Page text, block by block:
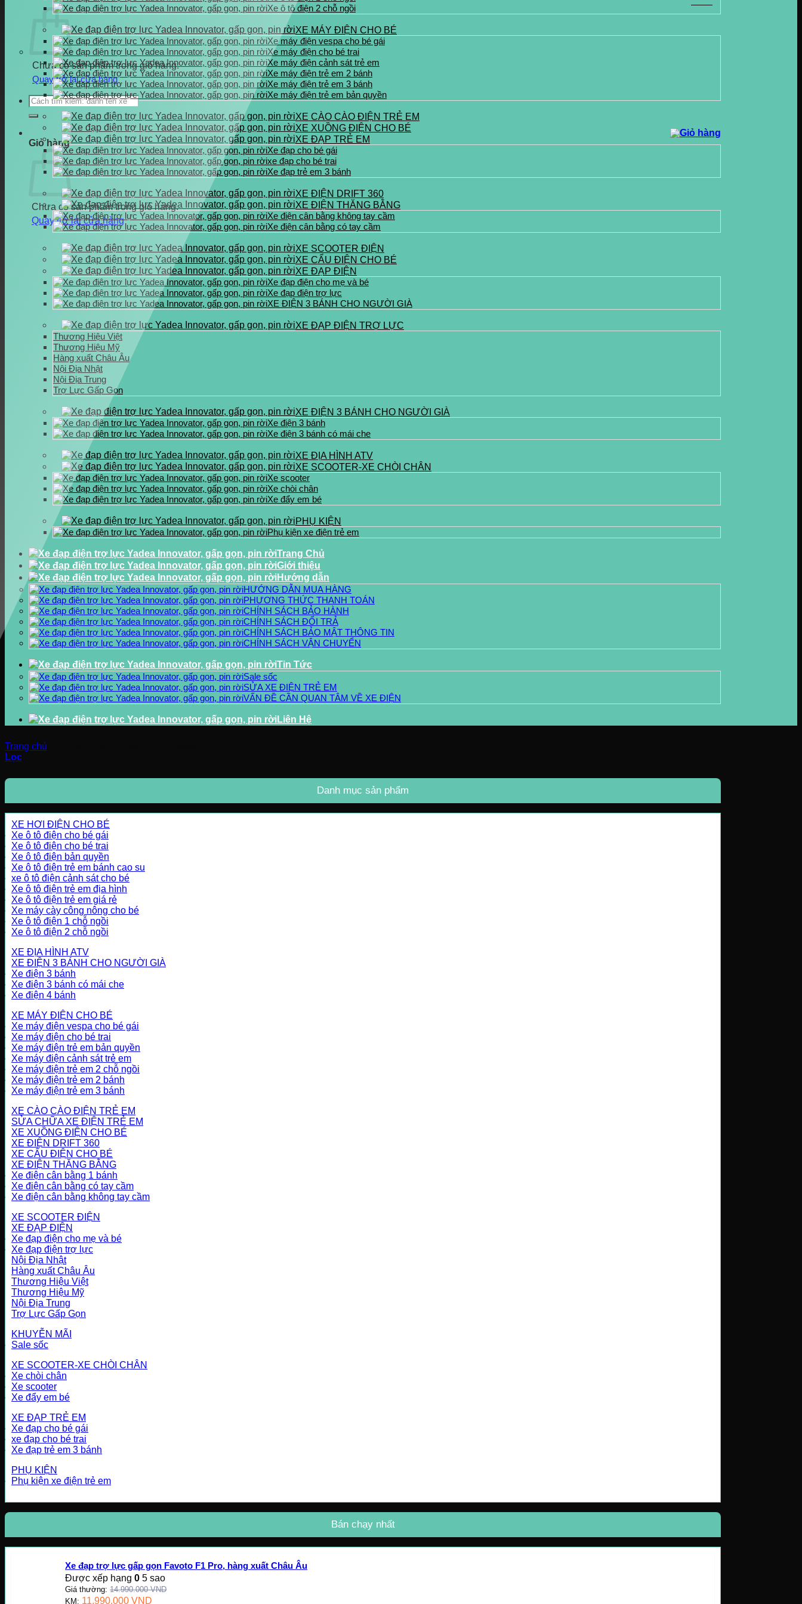
Chưa có sản phẩm trong giỏ hàng.
Quay trở lại cửa hàng
Tìm
kiếm:
Giỏ hàng
Chưa có sản phẩm trong giỏ hàng.
Quay trở lại cửa hàng
Xe ô tô điện 2 chỗ ngồi
XE MÁY ĐIỆN CHO BÉ
Xe máy điện vespa cho bé gái
Xe máy điện cho bé trai
Xe máy điện cảnh sát trẻ em
Xe máy điện trẻ em 2 bánh
Xe máy điện trẻ em 3 bánh
Xe máy điện trẻ em bản quyền
XE CÀO CÀO ĐIỆN TRẺ EM
XE XUỒNG ĐIỆN CHO BÉ
XE ĐẠP TRẺ EM
Xe đạp cho bé gái
xe đạp cho bé trai
Xe đạp trẻ em 3 bánh
XE ĐIỆN DRIFT 360
XE ĐIỆN THĂNG BẰNG
Xe điện cân bằng không tay cầm
Xe điện cân bằng có tay cầm
XE SCOOTER ĐIỆN
XE CẨU ĐIỆN CHO BÉ
XE ĐẠP ĐIỆN
Xe đạp điện cho mẹ và bé
Xe đạp điện trợ lực
XE ĐIỆN 3 BÁNH CHO NGƯỜI GIÀ
XE ĐẠP ĐIỆN TRỢ LỰC
Thương Hiệu Việt
Thương Hiệu Mỹ
Hàng xuất Châu Âu
Nội Địa Nhật
Nội Địa Trung
Trợ Lực Gấp Gọn
XE ĐIỆN 3 BÁNH CHO NGƯỜI GIÀ
Xe điện 3 bánh
Xe điện 3 bánh có mái che
XE ĐỊA HÌNH ATV
XE SCOOTER-XE CHÒI CHÂN
Xe scooter
Xe chòi chân
Xe đẩy em bé
PHỤ KIỆN
Phụ kiện xe điện trẻ em
Trang Chủ
Giới thiệu
Hướng dẫn
HƯỚNG DẪN MUA HÀNG
PHƯƠNG THỨC THANH TOÁN
CHÍNH SÁCH BẢO HÀNH
CHÍNH SÁCH ĐỔI TRẢ
CHÍNH SÁCH BẢO MẬT THÔNG TIN
CHÍNH SÁCH VẬN CHUYỂN
Tin Tức
Sale sốc
SỬA XE ĐIỆN TRẺ EM
VẤN ĐỀ CẦN QUAN TÂM VỀ XE ĐIỆN
Liên Hệ
Trang chủ
Lọc
Danh mục sản phẩm
XE HƠI ĐIỆN CHO BÉ
Xe ô tô điện cho bé gái
Xe ô tô điện cho bé trai
Xe ô tô điện bản quyền
Xe ô tô điện trẻ em bánh cao su
xe ô tô điện cảnh sát cho bé
Xe ô tô điện trẻ em địa hình
Xe ô tô điện trẻ em giá rẻ
Xe máy cày công nông cho bé
Xe ô tô điện 1 chỗ ngồi
Xe ô tô điện 2 chỗ ngồi
XE ĐỊA HÌNH ATV
XE ĐIỆN 3 BÁNH CHO NGƯỜI GIÀ
Xe điện 3 bánh
Xe điện 3 bánh có mái che
Xe điện 4 bánh
XE MÁY ĐIỆN CHO BÉ
Xe máy điện vespa cho bé gái
Xe máy điện cho bé trai
Xe máy điện trẻ em bản quyền
Xe máy điện cảnh sát trẻ em
Xe máy điện trẻ em 2 chỗ ngồi
Xe máy điện trẻ em 2 bánh
Xe máy điện trẻ em 3 bánh
XE CÀO CÀO ĐIỆN TRẺ EM
SỬA CHỮA XE ĐIỆN TRẺ EM
XE XUỒNG ĐIỆN CHO BÉ
XE ĐIỆN DRIFT 360
XE CẨU ĐIỆN CHO BÉ
XE ĐIỆN THĂNG BẰNG
Xe điện cân bằng 1 bánh
Xe điện cân bằng có tay cầm
Xe điện cân bằng không tay cầm
XE SCOOTER ĐIỆN
XE ĐẠP ĐIỆN
Xe đạp điện cho mẹ và bé
Xe đạp điện trợ lực
Nội Địa Nhật
Hàng xuất Châu Âu
Thương Hiệu Việt
Thương Hiệu Mỹ
Nội Địa Trung
Trợ Lực Gấp Gọn
KHUYỄN MÃI
Sale sốc
XE SCOOTER-XE CHÒI CHÂN
Xe chòi chân
Xe scooter
Xe đẩy em bé
XE ĐẠP TRẺ EM
Xe đạp cho bé gái
xe đạp cho bé trai
Xe đạp trẻ em 3 bánh
PHỤ KIỆN
Phụ kiện xe điện trẻ em
Bán chạy nhất
Xe đạp trợ lực gấp gọn Favoto F1 Pro, hàng xuất Châu Âu
Được xếp hạng 0 5 sao
Giá thường: 14.990.000VND
KM: 11.990.000 VND